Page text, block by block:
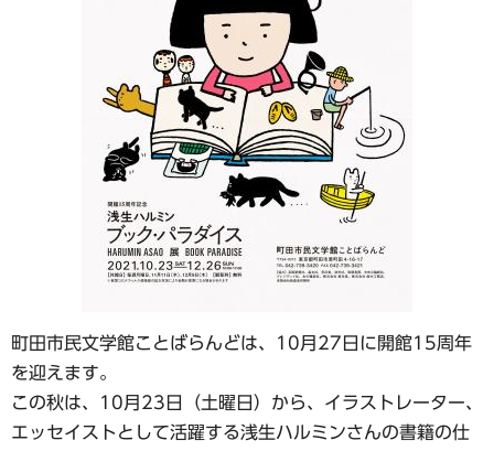
町田市民文学館ことばらんどは、10月27日に開館15周年
を迎えます。
この秋は、10月23日（土曜日）から、イラストレーター、
エッセイストとして活躍する浅生ハルミンさんの書籍の仕